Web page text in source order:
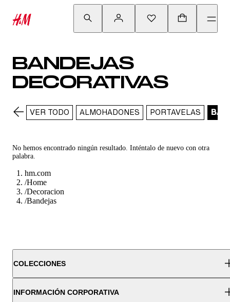
BANDEJAS
DECORATIVAS
VER TODO ALMOHADONES PORTAVELAS
No hemos encontrado ningún resultado. Inténtalo de nuevo con otra
palabra.
hm.com
/Home
/Decoracion
/Bandejas
COLECCIONES
INFORMACIÓN CORPORATIVA